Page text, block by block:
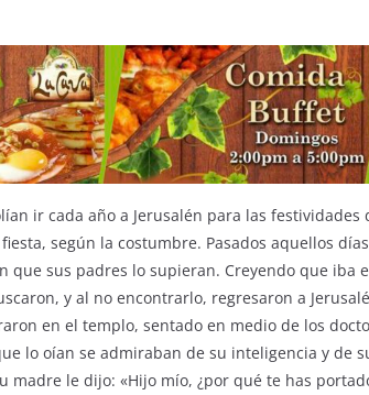
ir cada año a Jerusalén para las
según la costumbre. Pasados aquellos
que sus padres lo supieran. Creyendo que iba
y al no encontrarlo, regresaron a
en el templo, sentado en medio de los
lo oían se admiraban de su inteligencia y de
madre le dijo: «Hijo mío, ¿por qué te has